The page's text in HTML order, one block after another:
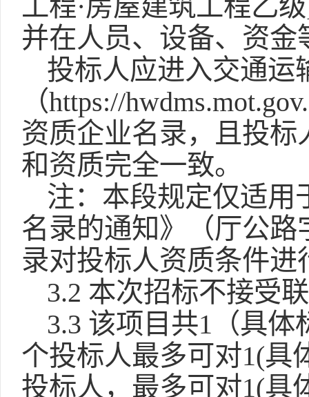
工程·房屋建筑工程乙
并在人员、设备、资
投标人应进入交通运
（https://
资质企业名录，且投
和资质完全一致。
注：本段规定仅适用
名录的通知》（厅公路
录对投标人资质条件
3.2 本次招标不接受
3.3 该项目共1（具
个投标人最多可对1(具
投标人，最多可对1(具